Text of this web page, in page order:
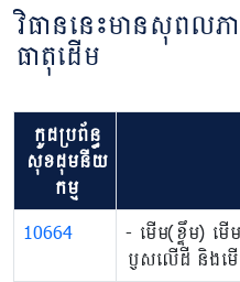
វិធាននេះមានសុពលភ
ធាតុដើម
កូដប្រព័ន្ធ
សុខដុមនីយ
កម្ម
10664
​​- មើម(ខ្ទឹម) ម
ឫសលើដី និងម